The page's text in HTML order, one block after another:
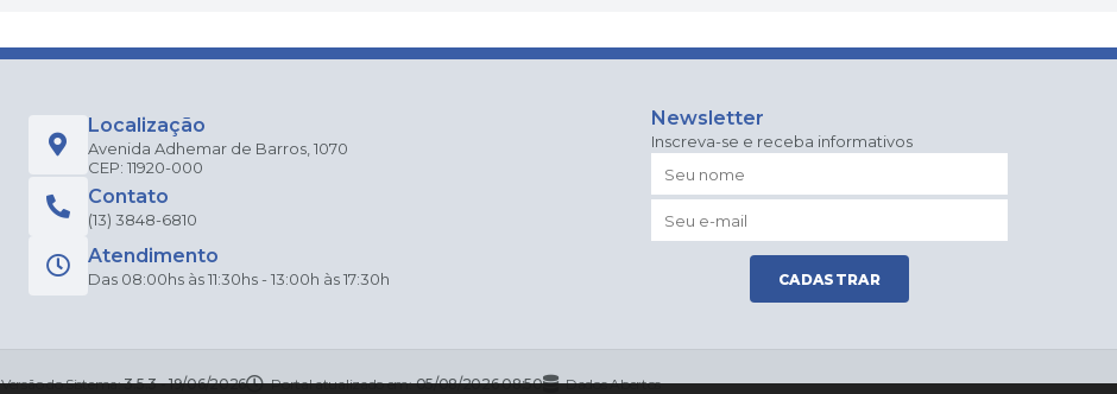
Localização
Avenida Adhemar de Barros, 1070
CEP: 11920-000
Contato
(13) 3848-6810
Atendimento
Das 08:00hs às 11:30hs - 13:00h às 17:30h
Newsletter
Inscreva-se e receba informativos
CADASTRAR
Versão do Sistema:3.5.3 - 19/06/2026 Portal atualizado em:05/08/2026 08:50 Dados Abertos